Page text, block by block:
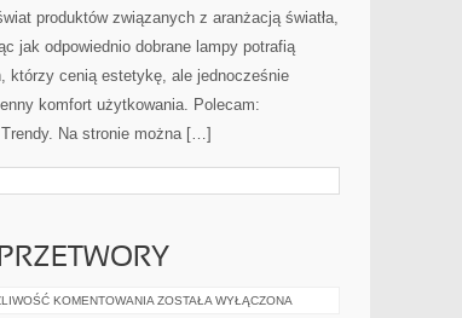
produktów związanych z aranżacją światła,
jak odpowiednio dobrane lampy potrafią
którzy cenią estetykę, ale jednocześnie
komfort użytkowania. Polecam:
Na stronie można […]
KOMENTOWANIA DOMOWE
ZOSTAŁA WYŁĄCZONA